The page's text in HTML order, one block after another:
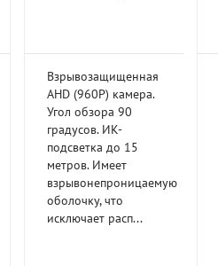
Взрывозащищенная
AHD (960P) камера.
Угол обзора 90
градусов. ИК-
подсветка до 15
метров. Имеет
взрывонепроницаемую
оболочку, что
исключает расп...